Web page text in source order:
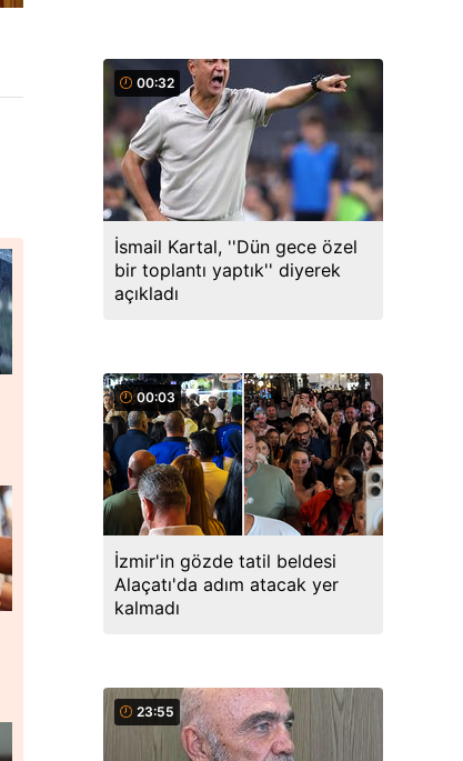
00:32
İsmail Kartal, ''Dün gece özel
bir toplantı yaptık'' diyerek
açıkladı
00:03
İzmir'in gözde tatil beldesi
Alaçatı'da adım atacak yer
kalmadı
23:55